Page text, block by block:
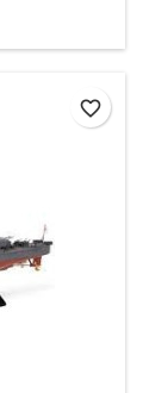
favorite_border